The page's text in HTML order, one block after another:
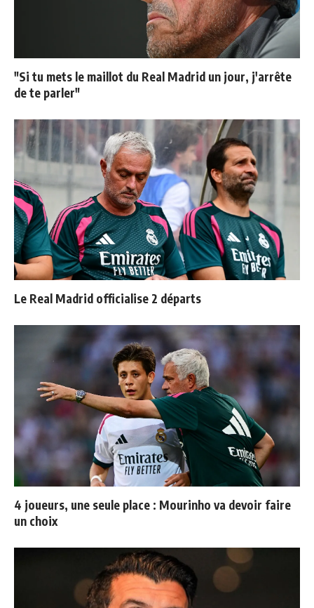
"Si tu mets le maillot du Real Madrid un jour, j'arrête
de te parler"
Le Real Madrid officialise 2 départs
4 joueurs, une seule place : Mourinho va devoir faire
un choix